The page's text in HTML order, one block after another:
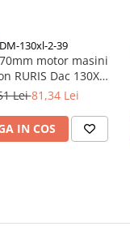
130xl-2-39
motor masini
RURIS Dac 130XL,
Dac 9700S
Lei81,34 Lei
IN COS